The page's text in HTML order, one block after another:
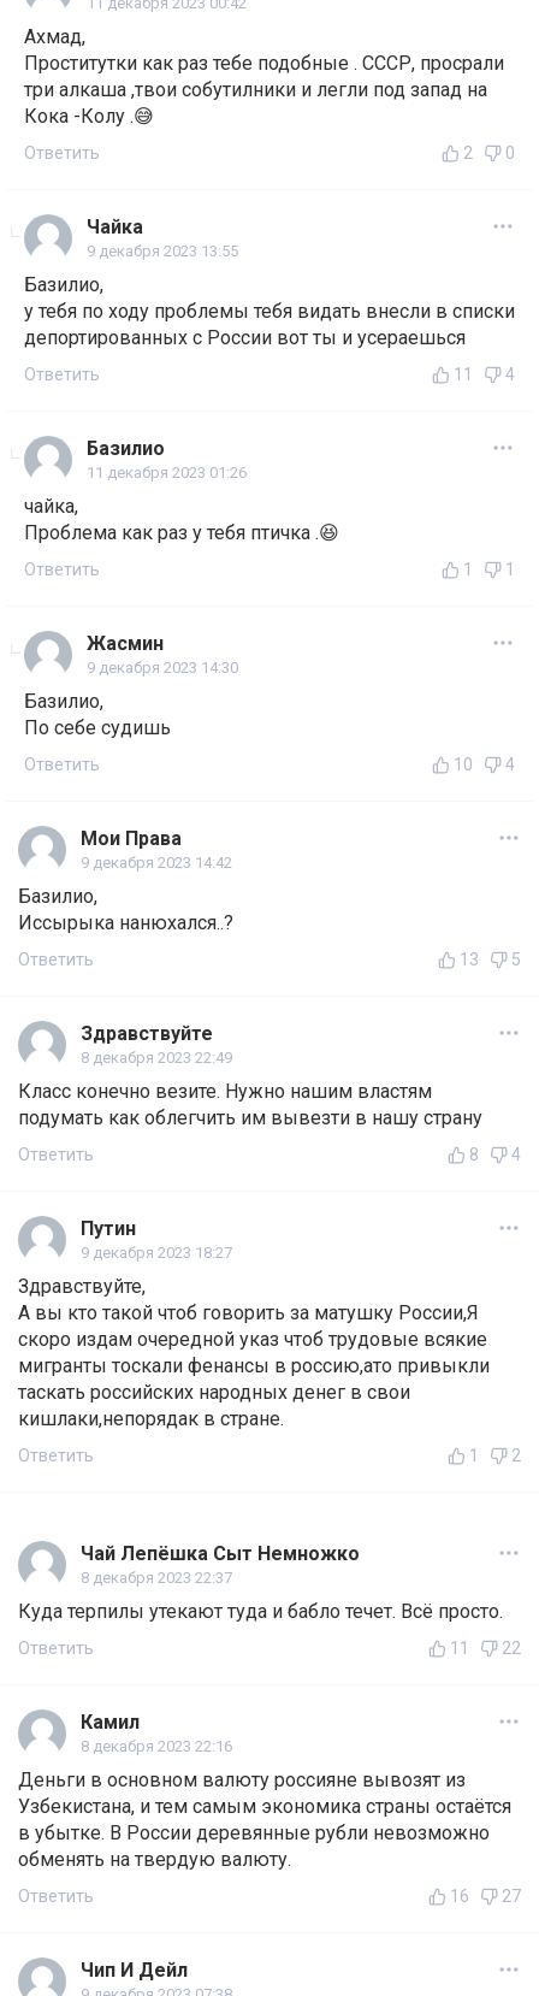
Ахмад,
Проститутки как раз тебе подобные . СССР, просрали
три алкаша ,твои собутилники и легли под запад на
Кока -Колу .😅
Ответить 2 0
Чайка
9 декабря 2023 13:55
Базилио,
у тебя по ходу проблемы тебя видать внесли в списки
депортированных с России вот ты и усераешься
Ответить 11 4
Базилио
11 декабря 2023 01:26
чайка,
Проблема как раз у тебя птичка .😆
Ответить 1 1
Жасмин
9 декабря 2023 14:30
Базилио,
По себе судишь
Ответить 10 4
Мои Права
9 декабря 2023 14:42
Базилио,
Иссырыка нанюхался..?
Ответить 13 5
Здравствуйте
8 декабря 2023 22:49
Класс конечно везите. Нужно нашим властям
подумать как облегчить им вывезти в нашу страну
Ответить 8 4
Путин
9 декабря 2023 18:27
Здравствуйте,
А вы кто такой чтоб говорить за матушку России,Я
скоро издам очередной указ чтоб трудовые всякие
мигранты тоскали фенансы в россию,ато привыкли
таскать российских народных денег в свои
кишлаки,непорядак в стране.
Ответить 1 2
Чай Лепёшка Сыт Немножко
8 декабря 2023 22:37
Куда терпилы утекают туда и бабло течет. Всё просто.
Ответить 11 22
Камил
8 декабря 2023 22:16
Деньги в основном валюту россияне вывозят из
Узбекистана, и тем самым экономика страны остаётся
в убытке. В России деревянные рубли невозможно
обменять на твердую валюту.
Ответить 16 27
Чип И Дейл